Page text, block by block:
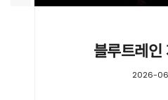
블루트레인
2026-